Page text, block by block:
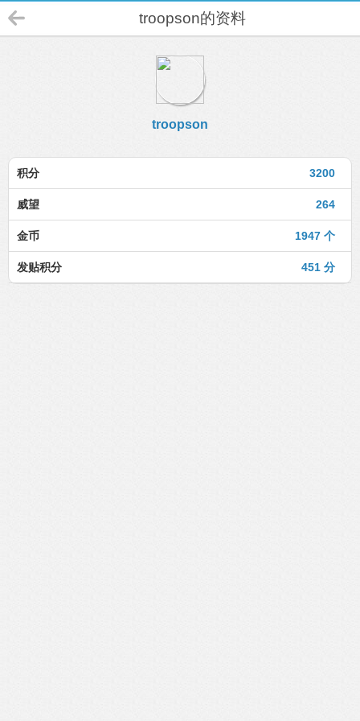
troopson的资料
troopson
3200
积分
264
威望
1947 个
金币
451 分
发贴积分